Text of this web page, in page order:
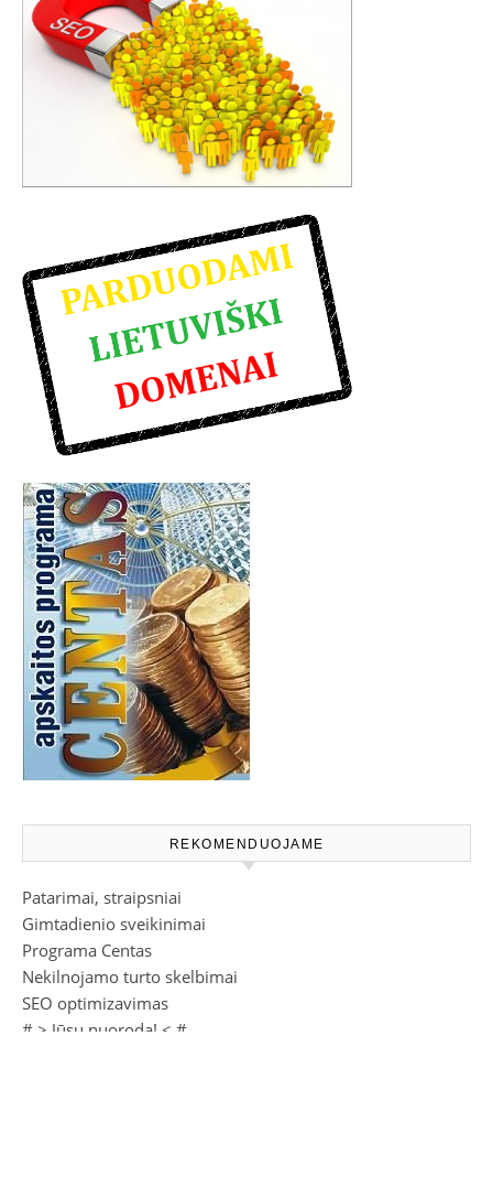
REKOMENDUOJAME
Patarimai, straipsniai
Gimtadienio sveikinimai
Programa Centas
Nekilnojamo turto skelbimai
SEO optimizavimas
# > Jūsų nuoroda! < #